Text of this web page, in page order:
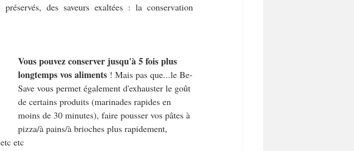
des saveurs exaltées : la conservation
Vous pouvez conserver jusqu'à 5 fois plus
longtemps vos aliments ! Mais pas que...le Be-
Save vous permet également d'exhauster le goût
de certains produits (marinades rapides en
moins de 30 minutes), faire pousser vos pâtes à
pizza/à pains/à brioches plus rapidement,
etc